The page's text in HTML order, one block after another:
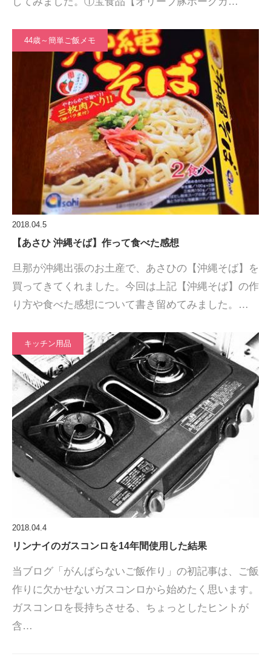
44歳～簡単ご飯メモ
2018.04.5
【あさひ 沖縄そば】作って食べた感想
旦那が沖縄出張のお土産で、あさひの【沖縄そば】を
買ってきてくれました。今回は上記【沖縄そば】の作
り方や食べた感想について書き留めてみました。…
キッチン用品
2018.04.4
リンナイのガスコンロを14年間使用した結果
当ブログ「がんばらないご飯作り」の初記事は、ご飯
作りに欠かせないガスコンロから始めたく思います。
ガスコンロを長持ちさせる、ちょっとしたヒントが
含…